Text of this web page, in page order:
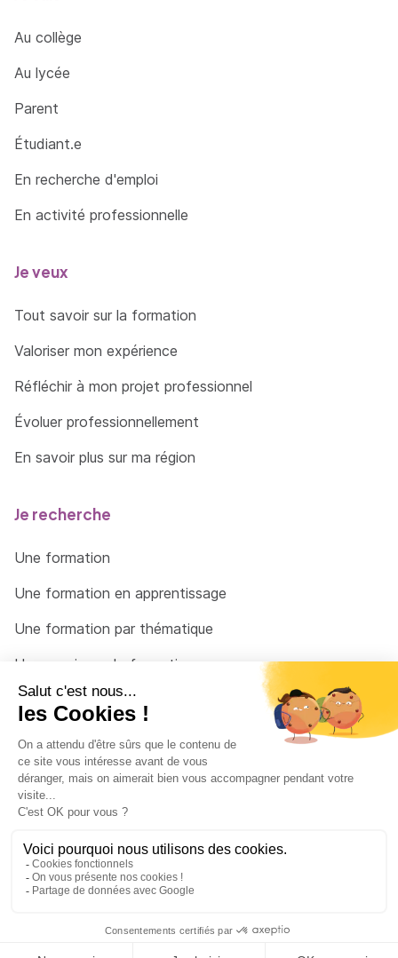
Au collège
Au lycée
Parent
Étudiant.e
En recherche d'emploi
En activité professionnelle
Je veux
Tout savoir sur la formation
Valoriser mon expérience
Réfléchir à mon projet professionnel
Évoluer professionnellement
En savoir plus sur ma région
Je recherche
Une formation
Une formation en apprentissage
Une formation par thématique
Un organisme de formation
Un conseiller
Une solution pour raccrocher
© 2026 - Côté Formations - par Via Compétences
Menu Pied de page
Mentions Légales
Politique de confidentialité